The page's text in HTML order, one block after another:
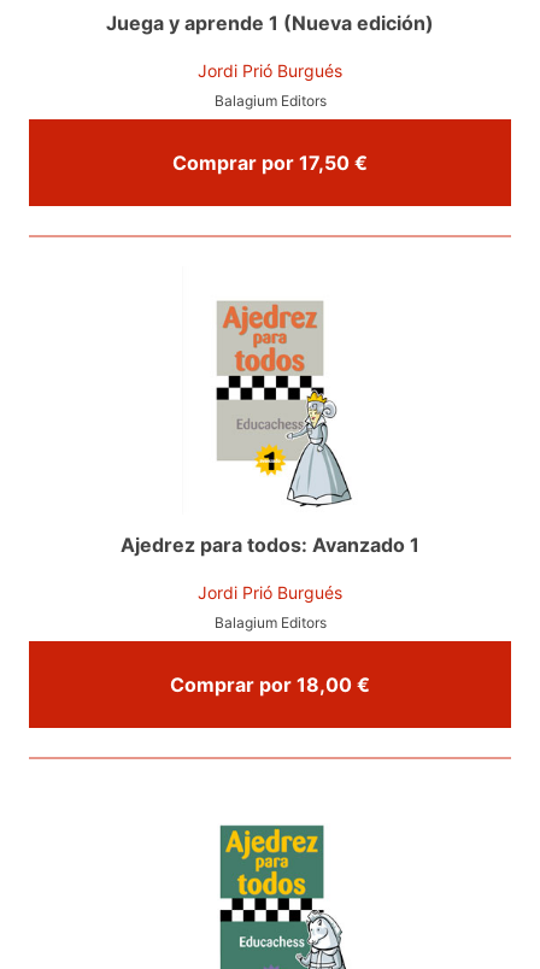
Juega y aprende 1 (Nueva edición)
Jordi Prió Burgués
Balagium Editors
Comprar por 17,50 €
Ajedrez para todos: Avanzado 1
Jordi Prió Burgués
Balagium Editors
Comprar por 18,00 €